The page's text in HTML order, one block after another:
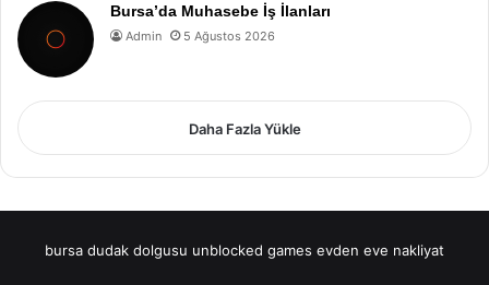
Bursa’da Muhasebe İş İlanları
Admin 5 Ağustos 2026
Daha Fazla Yükle
bursa dudak dolgusu unblocked games evden eve nakliyat